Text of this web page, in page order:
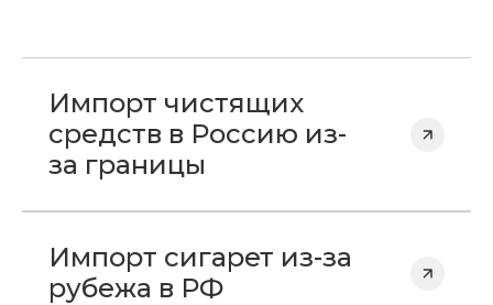
Импорт чистящих
средств в Россию из-
за границы
Импорт сигарет из-за
рубежа в РФ